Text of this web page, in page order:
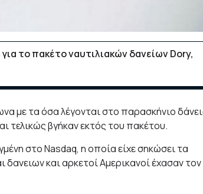
το πακέτο ναυτιλιακών δανείων Dory,
με τα όσα λέγονται στο παρασκήνιο
τελικώς βγήκαν εκτός του πακέτου.
στο Νasdaq, η οποία είχε σηκώσει τα
και αρκετοί Αμερικανοί έχασαν τον